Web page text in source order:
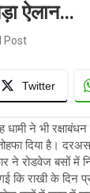
ऐलान…
Post
Twitter
धामी ने भी
दिया है।
ने रोडवेज बसों में
गई कि राखी के दिन